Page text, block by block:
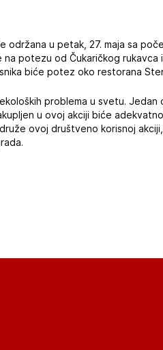
održana u petak, 27. maja sa
potezu od Čukaričkog rukavca
biće potez oko restorana
problema u svetu.
u ovoj akciji biće
ovoj društveno korisnoj